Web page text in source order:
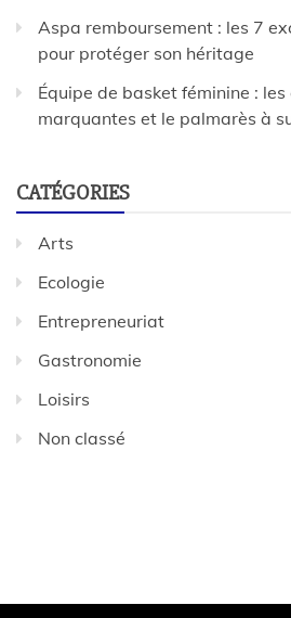
Aspa remboursement : les 7
pour protéger son héritage
Équipe de basket féminine :
marquantes et le palmarès à
CATÉGORIES
Arts
Ecologie
Entrepreneuriat
Gastronomie
Loisirs
Non classé